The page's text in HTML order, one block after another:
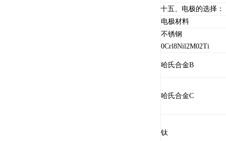
十五、电极的选择：
电极材料
不锈钢
0Crl8Nil2M02Ti
哈氏合金B
哈氏合金C
钛